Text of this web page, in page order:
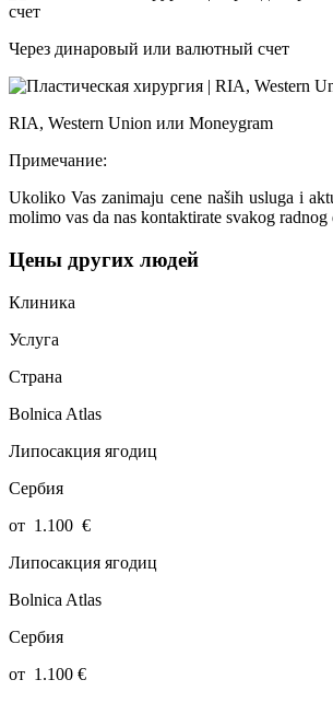
Через динаровый или валютный счет
RIA, Western Union или Moneygram
Примечание:
Ukoliko Vas zanimaju cene naših usluga i
molimo vas da nas kontaktirate svakog radnog
Цены других людей
Клиника
Услуга
Страна
Bolnica Atlas
Липосакция ягодиц
Сербия
от 1.100 €
Липосакция ягодиц
Bolnica Atlas
Сербия
от 1.100 €